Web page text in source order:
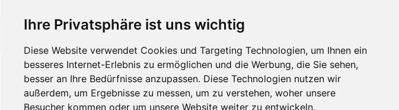
Ihre Privatsphäre ist uns wichtig
Diese Website verwendet Cookies und Targeting Technologien, um Ihnen ein
besseres Internet-Erlebnis zu ermöglichen und die Werbung, die Sie sehen,
besser an Ihre Bedürfnisse anzupassen. Diese Technologien nutzen wir
außerdem, um Ergebnisse zu messen, um zu verstehen, woher unsere
Besucher kommen oder um unsere Website weiter zu entwickeln.
Contacts
Feedback
Report A Bug
Facebook
Twitter
YouTube